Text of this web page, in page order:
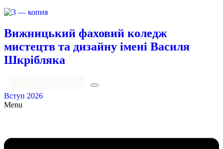
Вижницький фаховий коледж
мистецтв та дизайну імені Василя
Шкрібляка
Вступ 2026
Menu